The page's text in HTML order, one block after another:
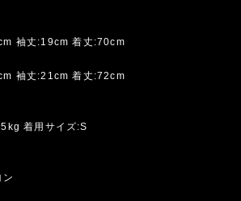
袖丈:19cm 着丈:70cm
袖丈:21cm 着丈:72cm
着用サイズ:S